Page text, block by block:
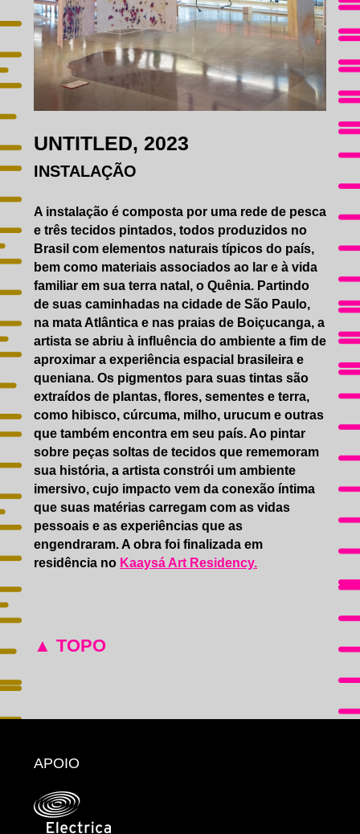
UNTITLED, 2023
INSTALAÇÃO
A instalação é composta por uma rede de pesca
e três tecidos pintados, todos produzidos no
Brasil com elementos naturais típicos do país,
bem como materiais associados ao lar e à vida
familiar em sua terra natal, o Quênia. Partindo
de suas caminhadas na cidade de São Paulo,
na mata Atlântica e nas praias de Boiçucanga, a
artista se abriu à influência do ambiente a fim de
aproximar a experiência espacial brasileira e
queniana. Os pigmentos para suas tintas são
extraídos de plantas, flores, sementes e terra,
como hibisco, cúrcuma, milho, urucum e outras
que também encontra em seu país. Ao pintar
sobre peças soltas de tecidos que rememoram
sua história, a artista constrói um ambiente
imersivo, cujo impacto vem da conexão íntima
que suas matérias carregam com as vidas
pessoais e as experiências que as
engendraram. A obra foi finalizada em
residência no Kaaysá Art Residency.
▲ TOPO
APOIO